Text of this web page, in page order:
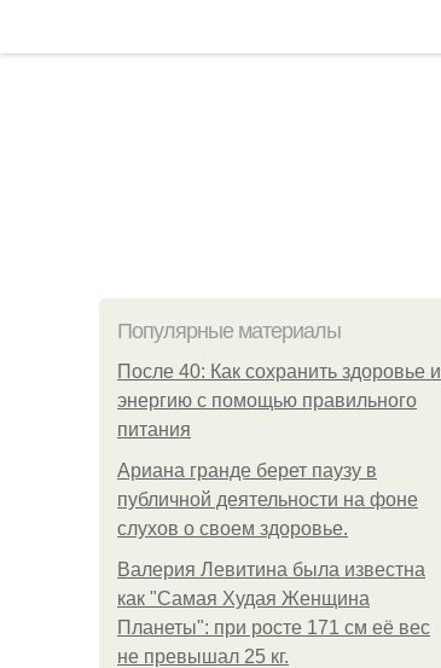
Популярные материалы
После 40: Как сохранить здоровье и
энергию с помощью правильного
питания
Ариана гранде берет паузу в
публичной деятельности на фоне
слухов о своем здоровье.
Валерия Левитина была известна
как "Самая Худая Женщина
Планеты": при росте 171 см её вес
не превышал 25 кг.